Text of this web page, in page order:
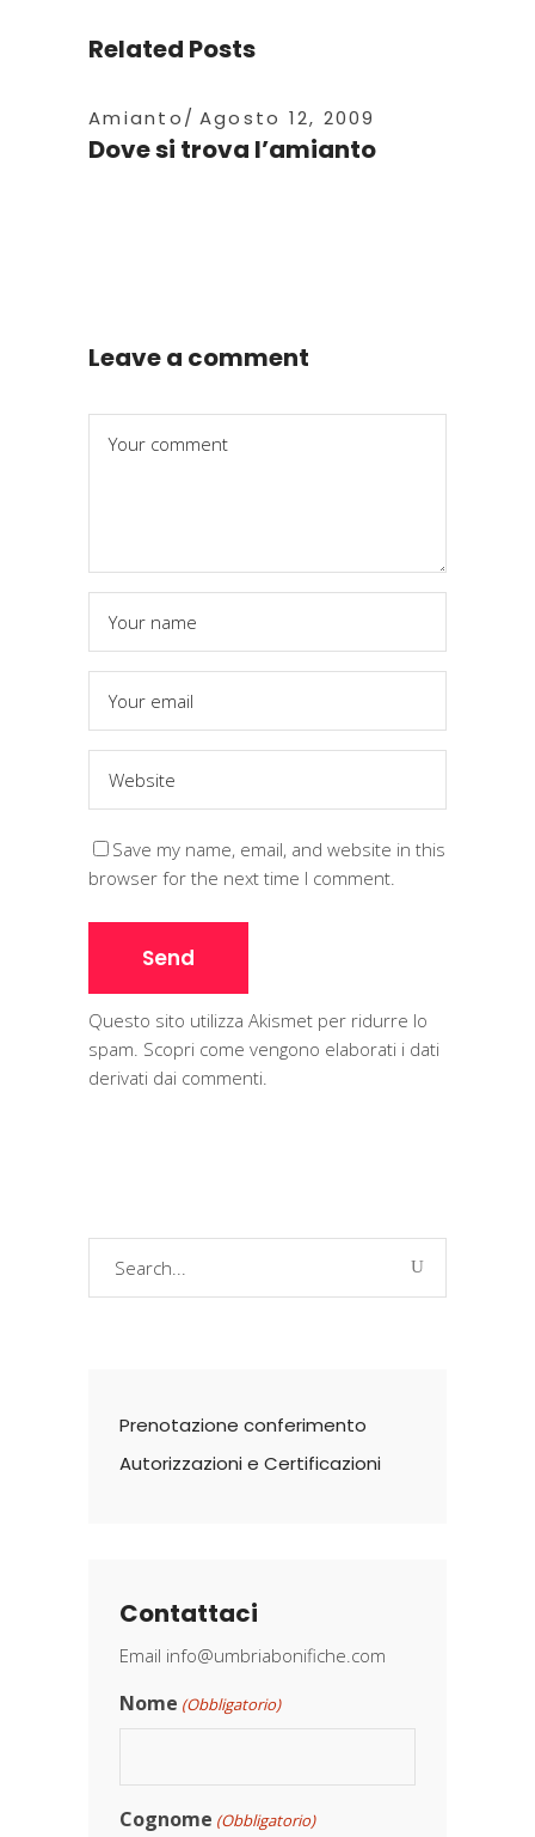
Related Posts
Amianto Agosto 12, 2009
Dove si trova l’amianto
Leave a comment
Save my name, email, and website in this
browser for the next time I comment.
Questo sito utilizza Akismet per ridurre lo
spam. Scopri come vengono elaborati i dati
derivati dai commenti
Prenotazione conferimento
Autorizzazioni e Certificazioni
Contattaci
Email info@umbriabonifiche.com
Nome (Obbligatorio)
Cognome (Obbligatorio)